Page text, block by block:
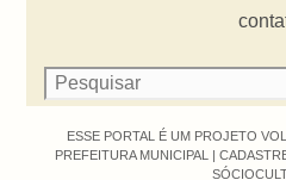
ESSE PORTAL É UM PROJETO
PREFEITURA MUNICIPAL |